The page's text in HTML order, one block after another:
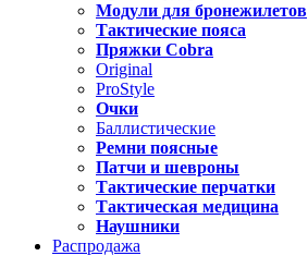
Модули для бронежилетов
Тактические пояса
Пряжки Cobra
Original
ProStyle
Очки
Баллистические
Ремни поясные
Патчи и шевроны
Тактические перчатки
Тактическая медицина
Наушники
Распродажа